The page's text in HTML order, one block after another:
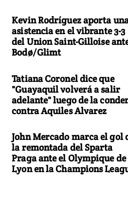
Kevin Rodríguez aporta
asistencia en el vibrante 3-3
del Union Saint-Gilloise
Bodø/Glimt
Tatiana Coronel dice que
"Guayaquil volverá a salir
adelante" luego de la
contra Aquiles Alvarez
John Mercado marca el gol
la remontada del Sparta
Praga ante el Olympique de
Lyon en la Champions